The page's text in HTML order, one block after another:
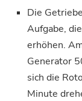
Die
Aufgabe,
erhöhen.
Generator
sich die
Minute